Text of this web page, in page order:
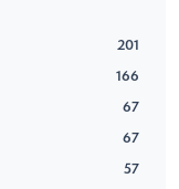
201
166
67
67
57